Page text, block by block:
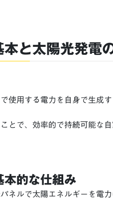
本と太陽光発電
使用する電力を自身で生成す
とで、効率的で持続可能な自
本的な仕組み
ネルで太陽エネルギーを電力